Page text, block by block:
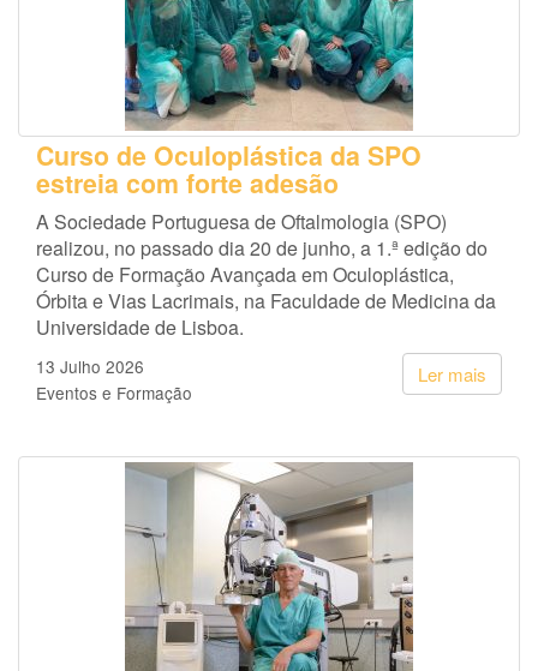
Curso de Oculoplástica da SPO
estreia com forte adesão
A Sociedade Portuguesa de Oftalmologia (SPO)
realizou, no passado dia 20 de junho, a 1.ª edição do
Curso de Formação Avançada em Oculoplástica,
Órbita e Vias Lacrimais, na Faculdade de Medicina da
Universidade de Lisboa.
Ler mais
13 Julho 2026
Eventos e Formação